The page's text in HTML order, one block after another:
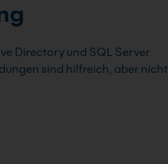
Directory und SQL Server
sind hilfreich, aber nicht